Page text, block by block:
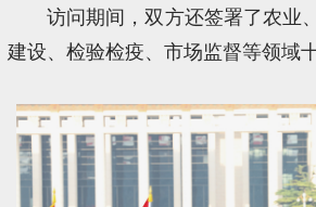
访问期间，双方还签署了农业
建设、检验检疫、市场监督等领域